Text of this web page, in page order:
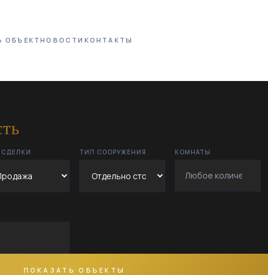
ОБЪЕКТНОВОСТИ КОНТАКТЫ
ТИП СООРУЖЕНИЯ КОМНАТЫ
ПОКАЗАТЬ ОБЪЕКТЫ